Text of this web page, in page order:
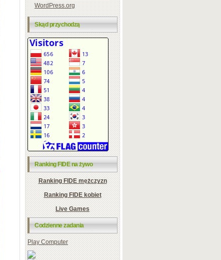
WordPress.org
Skąd przychodzą
Ranking FIDE na żywo
Ranking FIDE mężczyzn
Ranking FIDE kobiet
Live Games
Codzienne zadania
Play Computer